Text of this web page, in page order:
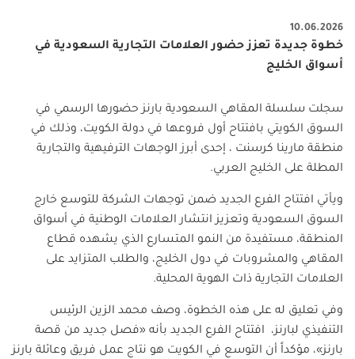
10.06.2026
خطوة جديدة تعزز حضور العلامات التجارية السعودية في
أسواق الخليج
سجلت سلسلة المقاهي السعودية بارنز حضورها الرسمي في
السوق الكويتي بافتتاح أول فروعها في دولة الكويت، وذلك في
منطقة مارينا كرسنت ، إحدى أبرز الوجهات الترفيهية والتجارية
المطلة على الخليج العربي.
ويأتي افتتاح الفرع الجديد ضمن توجهات الشركة للتوسع خارج
السوق السعودية وتعزيز انتشار العلامات الوطنية في أسواق
المنطقة، مستفيدة من النمو المتسارع الذي يشهده قطاع
المقاهي والمشروبات في دول الخليج، والطلب المتزايد على
العلامات التجارية ذات الهوية المحلية.
وفي تعليق له على هذه الخطوة، وصف محمد الزين الرئيس
التنفيذي لبارنز، افتتاح الفرع الجديد بأنه «فصل جديد من قصة
بارنز»، مؤكداً أن التوسع في الكويت هو نتاج عمل فريق وعائلة بارنز